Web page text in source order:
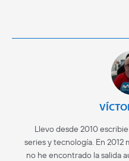
Llevo desde 2010
series y tecnología. En
no he encontrado la salida